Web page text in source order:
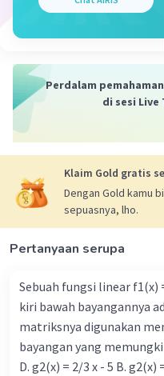
a = 8
Kemudian, kita
α. Kita tahu
menulis
cotan α = 6/8
cotan α = 3/4
Jadi, nilai cotan α
karena itu,
Perdalam
di sesi Live
Klaim Gold gratis
Dengan Gold kamu
sepuasnya, lho.
Pertanyaan serupa
Sebuah fungsi linear f1(x)
kiri bawah bayangannya
matriksnya digunakan
bayangan yang
D. g2(x) = 2/3 x - 5 B. g2(x) = 3/2 x - 5 E. g2(x) = 2/3 x - 4 C.